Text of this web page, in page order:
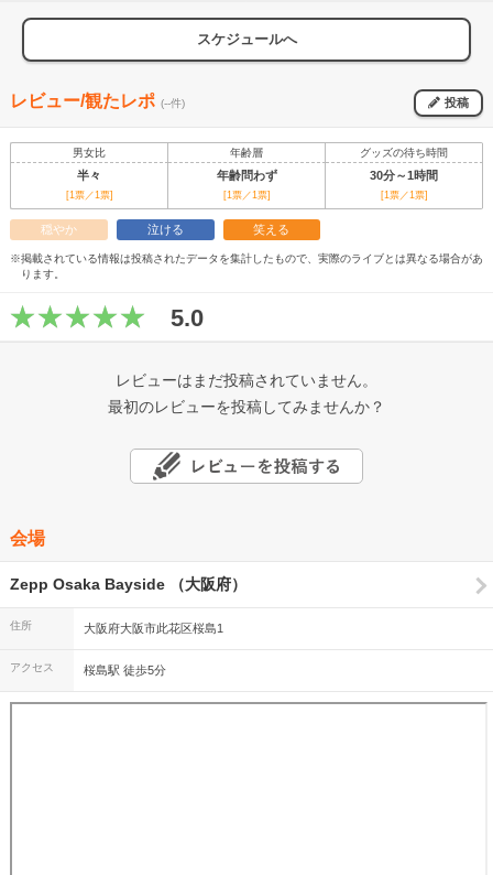
スケジュールへ
レビュー/観たレポ (--件) 投稿
男女比 年齢層 グッズの待ち時間
半々 年齢問わず 30分～1時間
[1票／1票] [1票／1票] [1票／1票]
穏やか 泣ける 笑える
※掲載されている情報は投稿されたデータを集計したもので、実際のライブとは異なる場合があ
ります。
5.0
レビューはまだ投稿されていません。
最初のレビューを投稿してみませんか？
会場
Zepp Osaka Bayside （大阪府）
住所 大阪府大阪市此花区桜島1
アクセス 桜島駅 徒歩5分